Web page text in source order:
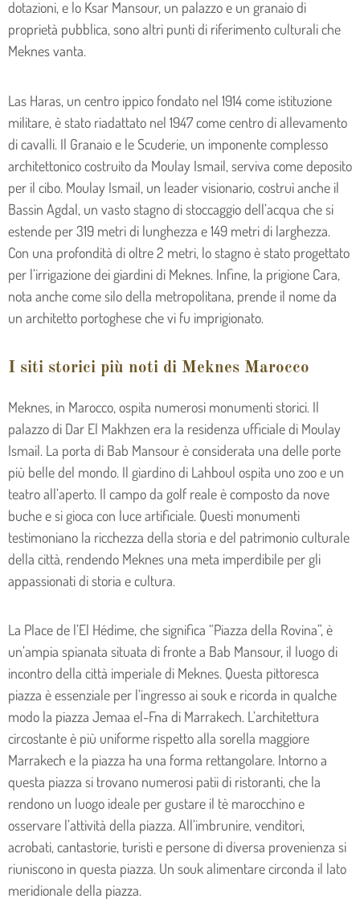
dotazioni, e lo Ksar Mansour, un palazzo e un granaio di
proprietà pubblica, sono altri punti di riferimento culturali che
Meknes vanta.
Las Haras, un centro ippico fondato nel 1914 come istituzione
militare, è stato riadattato nel 1947 come centro di allevamento
di cavalli. Il Granaio e le Scuderie, un imponente complesso
architettonico costruito da Moulay Ismail, serviva come deposito
per il cibo. Moulay Ismail, un leader visionario, costruì anche il
Bassin Agdal, un vasto stagno di stoccaggio dell’acqua che si
estende per 319 metri di lunghezza e 149 metri di larghezza.
Con una profondità di oltre 2 metri, lo stagno è stato progettato
per l’irrigazione dei giardini di Meknes. Infine, la prigione Cara,
nota anche come silo della metropolitana, prende il nome da
un architetto portoghese che vi fu imprigionato.
I siti storici più noti di Meknes Marocco
Meknes, in Marocco, ospita numerosi monumenti storici. Il
palazzo di Dar El Makhzen era la residenza ufficiale di Moulay
Ismail. La porta di Bab Mansour è considerata una delle porte
più belle del mondo. Il giardino di Lahboul ospita uno zoo e un
teatro all’aperto. Il campo da golf reale è composto da nove
buche e si gioca con luce artificiale. Questi monumenti
testimoniano la ricchezza della storia e del patrimonio culturale
della città, rendendo Meknes una meta imperdibile per gli
appassionati di storia e cultura.
La Place de l’El Hédime, che significa “Piazza della Rovina”, è
un’ampia spianata situata di fronte a Bab Mansour, il luogo di
incontro della città imperiale di Meknes. Questa pittoresca
piazza è essenziale per l’ingresso ai souk e ricorda in qualche
modo la piazza Jemaa el-Fna di Marrakech. L’architettura
circostante è più uniforme rispetto alla sorella maggiore
Marrakech e la piazza ha una forma rettangolare. Intorno a
questa piazza si trovano numerosi patii di ristoranti, che la
rendono un luogo ideale per gustare il tè marocchino e
osservare l’attività della piazza. All’imbrunire, venditori,
acrobati, cantastorie, turisti e persone di diversa provenienza si
riuniscono in questa piazza. Un souk alimentare circonda il lato
meridionale della piazza.